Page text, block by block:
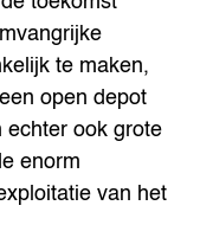
te maken,
open depot
ook grote
enorm
van het